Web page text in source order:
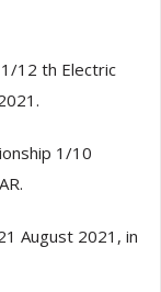
12 th Electric
1/10
August 2021, in